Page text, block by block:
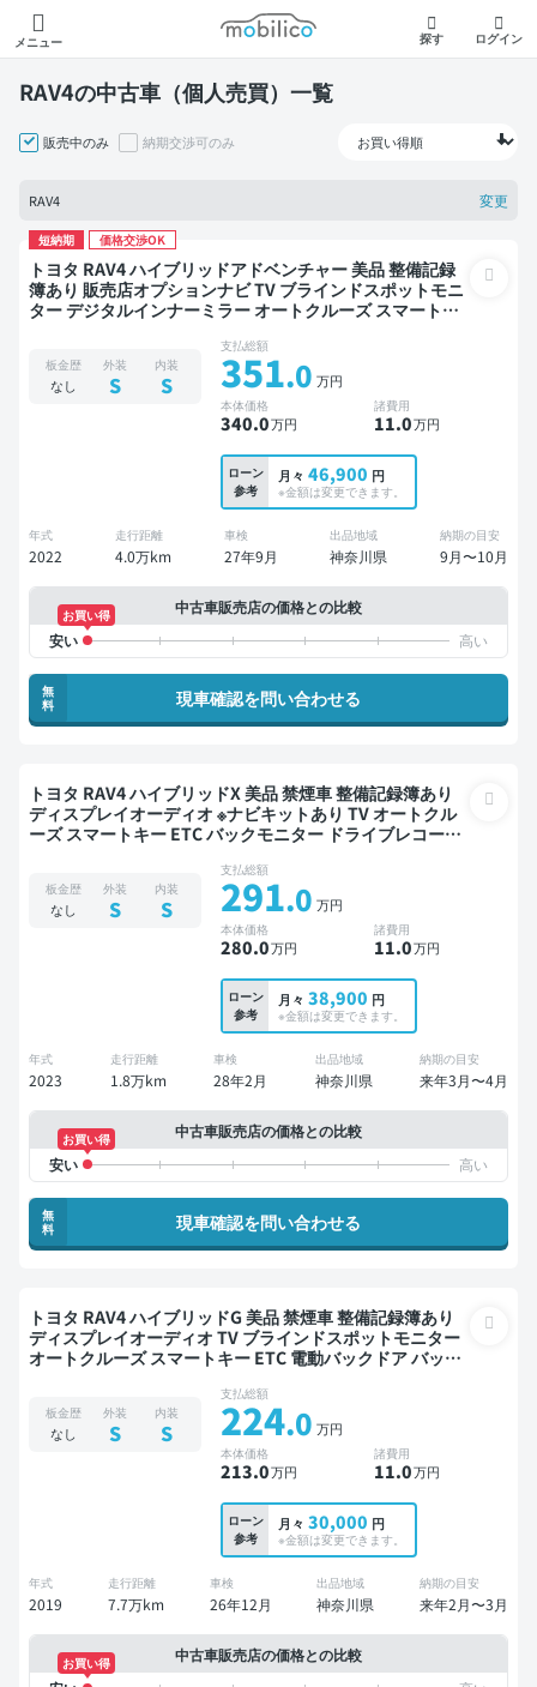
メニュー
モビリコ
探す ログイン
RAV4の中古車（個人売買）一覧
販売中のみ 納期交渉可のみ
RAV4 変更
短納期 価格交渉OK
トヨタ RAV4 ハイブリッドアドベンチャー 美品 整備記録
簿あり 販売店オプションナビ TV ブラインドスポットモニ
ター デジタルインナーミラー オートクルーズ スマートキ
板金歴
なし
外装
S
内装
S
支払総額
351.0 万円
本体価格
340.0万円
諸費用
11.0万円
ローン
参考
月々 46,900 円
※金額は変更できます。
年式
2022
走行距離
4.0万km
車検
27年9月
出品地域
神奈川県
納期の目安
9月〜10月
中古車販売店の価格との比較
お買い得
無
料
現車確認を問い合わせる
トヨタ RAV4 ハイブリッドX 美品 禁煙車 整備記録簿あり
ディスプレイオーディオ ※ナビキットあり TV オートクル
ーズ スマートキー ETC バックモニター ドライブレコーダ
板金歴
なし
外装
S
内装
S
支払総額
291.0 万円
本体価格
280.0万円
諸費用
11.0万円
ローン
参考
月々 38,900 円
※金額は変更できます。
年式
2023
走行距離
1.8万km
車検
28年2月
出品地域
神奈川県
納期の目安
来年3月〜4月
中古車販売店の価格との比較
お買い得
無
料
現車確認を問い合わせる
トヨタ RAV4 ハイブリッドG 美品 禁煙車 整備記録簿あり
ディスプレイオーディオ TV ブラインドスポットモニター
オートクルーズ スマートキー ETC 電動バックドア バック
板金歴
なし
外装
S
内装
S
支払総額
224.0 万円
本体価格
213.0万円
諸費用
11.0万円
ローン
参考
月々 30,000 円
※金額は変更できます。
年式
2019
走行距離
7.7万km
車検
26年12月
出品地域
神奈川県
納期の目安
来年2月〜3月
中古車販売店の価格との比較
お買い得